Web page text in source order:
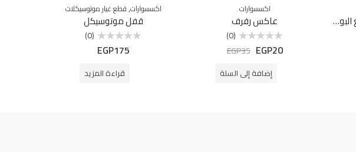
حامل موبايل للموتوسيكل مع البوصلة والكشاف
اكسسوارات
عاكس رفرف
التقييم
(0)
EGP20
EGP35
إضافة إلى السلة
اكسسوارات,قطع غيار موتوسيكلات
قفل موتوسيكل
التقييم
(0)
EGP175
قراءة المزيد